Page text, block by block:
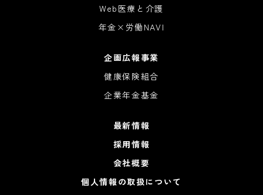
Web医療と介護
年金×労働NAVI
企画広報事業
健康保険組合
企業年金基金
最新情報
採用情報
会社概要
個人情報の取扱について